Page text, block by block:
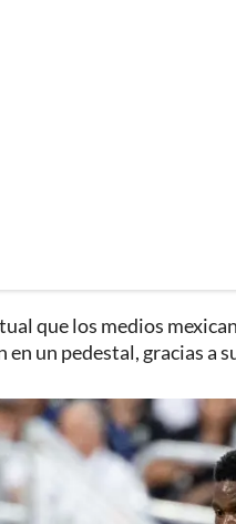
que los medios
un pedestal, gracias a